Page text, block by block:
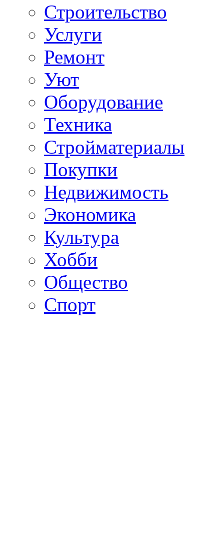
Строительство
Услуги
Ремонт
Уют
Оборудование
Техника
Стройматериалы
Покупки
Недвижимость
Экономика
Культура
Хобби
Общество
Спорт